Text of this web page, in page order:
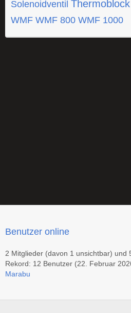
Solenoidventil Thermoblock
WMF WMF 800 WMF 1000
Benutzer online
2 Mitglieder (davon 1 unsichtbar) und
Rekord: 12 Benutzer (22. Februar
Marabu